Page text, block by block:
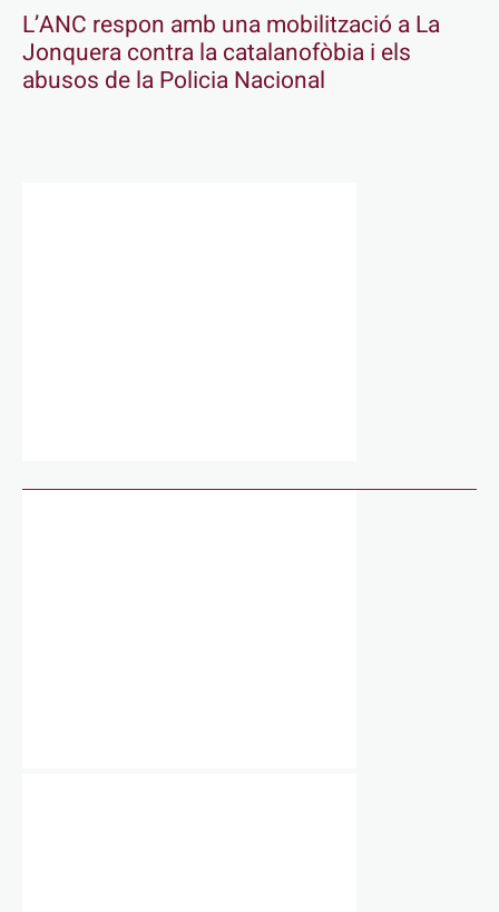
L’ANC respon amb una mobilització a La
Jonquera contra la catalanofòbia i els
abusos de la Policia Nacional